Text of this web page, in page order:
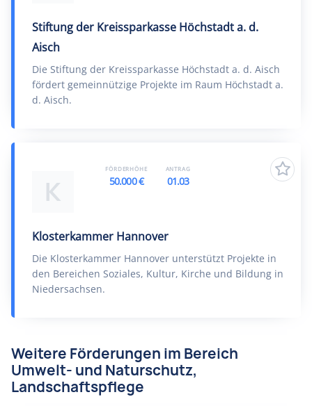
Stiftung der Kreissparkasse Höchstadt a. d.
Aisch
Die Stiftung der Kreissparkasse Höchstadt a. d. Aisch
fördert gemeinnützige Projekte im Raum Höchstadt a.
d. Aisch.
K
Klosterkammer Hannover
Die Klosterkammer Hannover unterstützt Projekte in
den Bereichen Soziales, Kultur, Kirche und Bildung in
Niedersachsen.
FÖRDERHÖHE
50.000 €
ANTRAG
01.03
Weitere Förderungen im Bereich
Umwelt- und Naturschutz,
Landschaftspflege